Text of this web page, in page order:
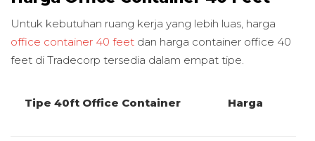
Untuk kebutuhan ruang kerja yang lebih luas, harga
office container 40 feet dan harga container office 40
feet di Tradecorp tersedia dalam empat tipe.
Tipe 40ft Office Container Harga